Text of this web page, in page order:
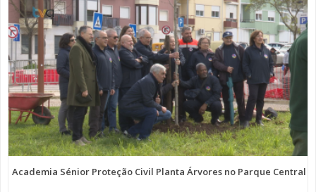
Academia Sénior Proteção Civil Planta Árvores no Parque Central